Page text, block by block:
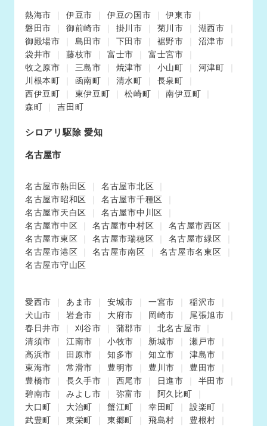
熱海市 伊豆市 伊豆の国市
伊東市
磐田市
御前崎市 掛川市 菊川市
湖西市
御殿場市
島田市 下田市 裾野市
沼津市
袋井市
藤枝市 富士市
富士宮市
牧之原市
三島市 焼津市 小山町
河津町
川根本町
函南町 清水町
長泉町
西伊豆町
東伊豆町 松崎町
南伊豆町
森町
吉田町
シロアリ駆除 愛知
名古屋市
名古屋市熱田区
名古屋市北区
名古屋市昭和区
名古屋市千種区
名古屋市天白区
名古屋市中川区
名古屋市中区
名古屋市中村区
名古屋市西区
名古屋市東区
名古屋市瑞穂区
名古屋市緑区
名古屋市港区
名古屋市南区
名古屋市名東区
名古屋市守山区
愛西市 あま市 安城市 一宮市
稲沢市
犬山市
岩倉市 大府市 岡崎市
尾張旭市
春日井市
刈谷市 蒲郡市
北名古屋市
清須市
江南市 小牧市 新城市
瀬戸市
高浜市
田原市 知多市 知立市
津島市
東海市
常滑市 豊明市 豊川市
豊田市
豊橋市
長久手市 西尾市 日進市
半田市
碧南市
みよし市 弥富市
阿久比町
大口町
大治町 蟹江町 幸田町
設楽町
武豊町
東栄町 東郷町 飛島村
豊根村